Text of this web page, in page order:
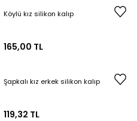
Köylü kız silikon kalıp
165,00 TL
Şapkalı kız erkek silikon kalıp
119,32 TL